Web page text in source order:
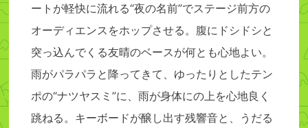
ートが軽快に流れる“夜の名前”でステージ前方の
オーディエンスをホップさせる。腹にドシドシと
突っ込んでくる友晴のベースが何とも心地よい。
雨がパラパラと降ってきて、ゆったりとしたテン
ポの“ナツヤスミ”に、雨が身体にの上を心地良く
跳ねる。キーボードが醸し出す残響音と、うだる